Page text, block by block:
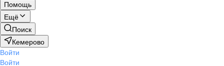
Помощь
Ещё
Поиск
Кемерово
Войти
Войти